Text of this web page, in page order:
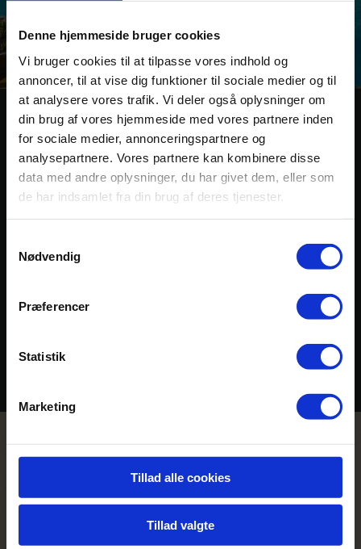
Denne hjemmeside bruger cookies
Vi bruger cookies til at tilpasse vores indhold og
annoncer, til at vise dig funktioner til sociale medier og til
at analysere vores trafik. Vi deler også oplysninger om
din brug af vores hjemmeside med vores partnere inden
for sociale medier, annonceringspartnere og
analysepartnere. Vores partnere kan kombinere disse
data med andre oplysninger, du har givet dem, eller som
de har indsamlet fra din brug af deres tjenester.
Nødvendig
Præferencer
Statistik
Marketing
Tillad alle cookies
Tillad valgte
Papillon Lagoon Reef
Papillon Lagoon Reef er et hyggeligt og meget familie
venligt Beach Resort på Diani Beach.
I kan bo på værelser med dør mellem værelserne og hele
LÆS MERE OG SE FOTOS